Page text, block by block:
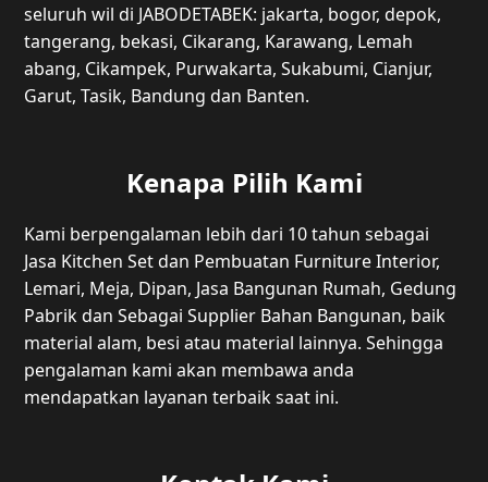
seluruh wil di JABODETABEK: jakarta, bogor, depok,
tangerang, bekasi, Cikarang, Karawang, Lemah
abang, Cikampek, Purwakarta, Sukabumi, Cianjur,
Garut, Tasik, Bandung dan Banten.
Kenapa Pilih Kami
Kami berpengalaman lebih dari 10 tahun sebagai
Jasa Kitchen Set dan Pembuatan Furniture Interior,
Lemari, Meja, Dipan, Jasa Bangunan Rumah, Gedung
Pabrik dan Sebagai Supplier Bahan Bangunan, baik
material alam, besi atau material lainnya. Sehingga
pengalaman kami akan membawa anda
mendapatkan layanan terbaik saat ini.